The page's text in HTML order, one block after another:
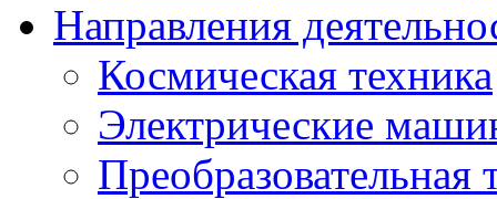
Направления
Космическая техника
Электрические
Преобразовательная